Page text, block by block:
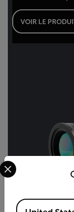
VOIR LE
Select your
Available